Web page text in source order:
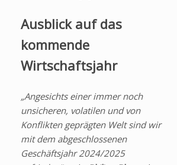
Ausblick auf das
kommende
Wirtschaftsjahr
„Angesichts einer immer noch
unsicheren, volatilen und von
Konflikten geprägten Welt sind wir
mit dem abgeschlossenen
Geschäftsjahr 2024/2025